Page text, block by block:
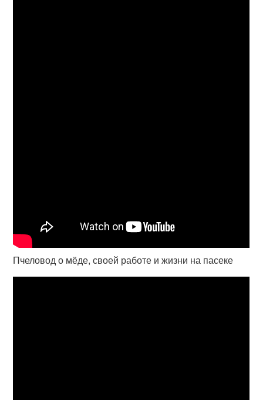
Пчеловод о мёде, своей работе и жизни на пасеке